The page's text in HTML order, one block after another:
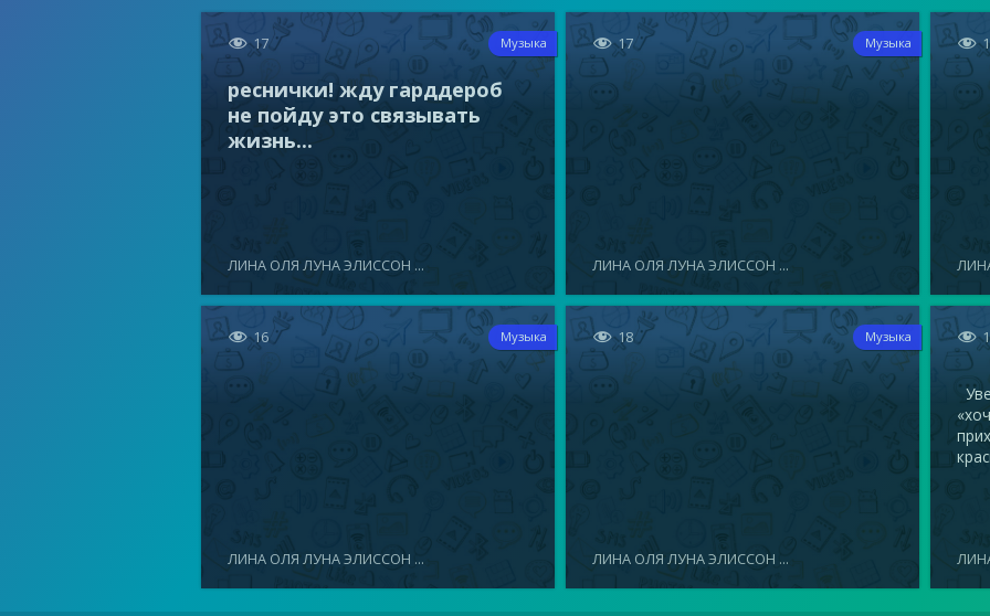
 17 Музыка
реснички! жду гарддероб
не пойду это связывать
жизнь...
ЛИНА ОЛЯ ЛУНА ЭЛИССОН ...
 17 Музыка
ЛИНА ОЛЯ ЛУНА ЭЛИССОН ...

 16 Музыка
ЛИНА ОЛЯ ЛУНА ЭЛИССОН ...
 18 Музыка
ЛИНА ОЛЯ ЛУНА ЭЛИССОН ...
